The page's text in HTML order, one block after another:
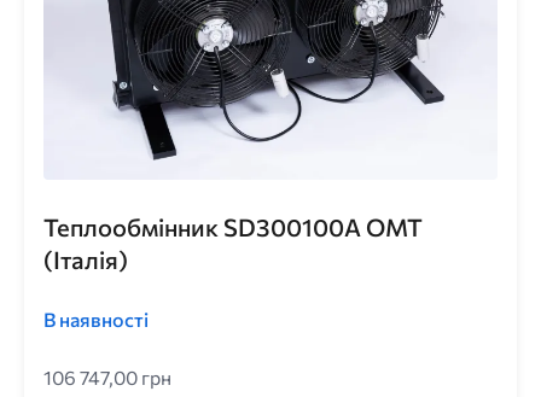
Теплообмінник SD300100A ОМТ
(Італія)
В наявності
106 747,00 грн